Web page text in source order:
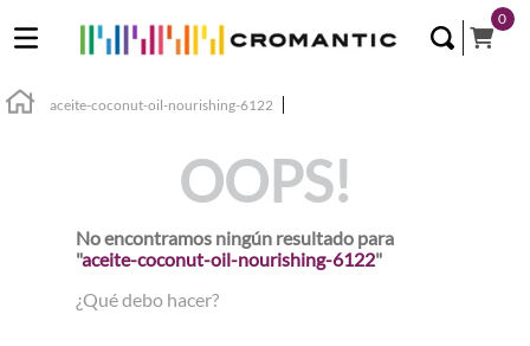
0
aceite-coconut-oil-nourishing-6122
OOPS!
No encontramos ningún resultado para
"aceite-coconut-oil-nourishing-6122"
¿Qué debo hacer?